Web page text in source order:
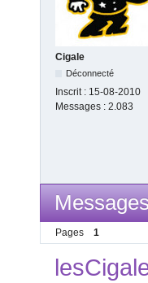
Cigale
Déconnecté
Inscrit : 15-08-2010
Messages : 2.083
Pages 1